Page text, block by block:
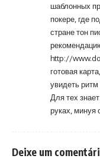
шаблонных
покере, где
стране тон
http://
готовая
увидеть
Для тех
руках, минуя
Deixe um